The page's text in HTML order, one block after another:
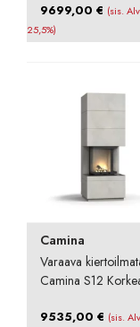
9699,00€ (sis. Alv
25,5%)
Camina
Varaava
Camina S12
9535,00€ (sis. Alv